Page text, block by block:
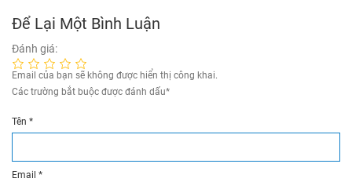
Để Lại Một Bình Luận
Đánh giá:
Email của bạn sẽ không được hiển thị công khai.
Các trường bắt buộc được đánh dấu*
Tên *
Email *